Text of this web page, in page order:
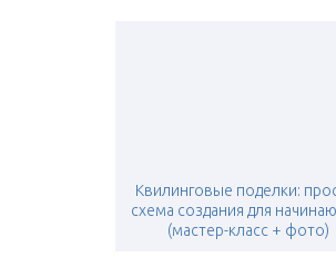
Квилинговые поделки:
схема создания для
(мастер-класс + фото)